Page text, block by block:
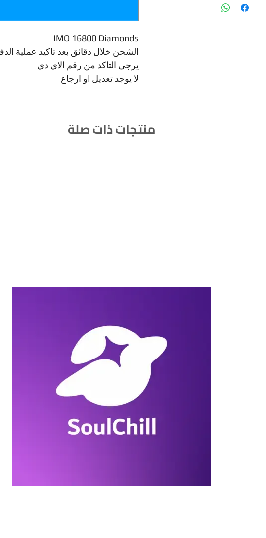
IMO 16800 Diamonds
الشحن خلال دقائق بعد تاكيد عملية
يرجى التاكد من رقم الاي دي
لا يوجد تعديل او ارجاع
منتجات ذات صلة